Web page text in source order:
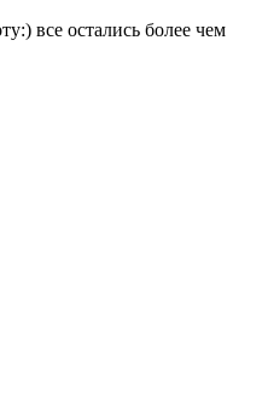
все остались более чем